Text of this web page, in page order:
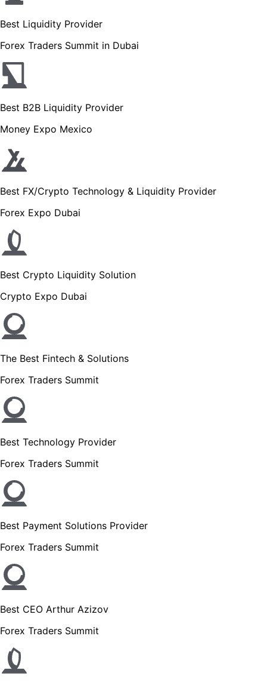
Best Liquidity Provider
Forex Traders Summit in Dubai
Best B2B Liquidity Provider
Money Expo Mexico
Best FX/Crypto Technology & Liquidity Provider
Forex Expo Dubai
Best Crypto Liquidity Solution
Crypto Expo Dubai
The Best Fintech & Solutions
Forex Traders Summit
Best Technology Provider
Forex Traders Summit
Best Payment Solutions Provider
Forex Traders Summit
Best CEO Arthur Azizov
Forex Traders Summit